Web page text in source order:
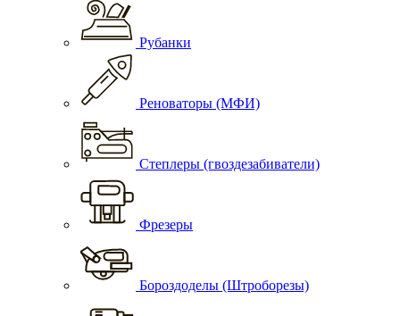
Рубанки
Реноваторы (МФИ)
Степлеры (гвоздезабиватели)
Фрезеры
Бороздоделы (Штроборезы)